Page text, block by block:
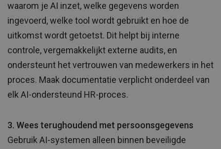
waarom je AI inzet, welke gegevens worden
ingevoerd, welke tool wordt gebruikt en hoe de
uitkomst wordt getoetst. Dit helpt bij interne
controle, vergemakkelijkt externe audits, en
ondersteunt het vertrouwen van medewerkers in het
proces. Maak documentatie verplicht onderdeel van
elk AI-ondersteund HR-proces.
3. Wees terughoudend met persoonsgegevens
Gebruik AI-systemen alleen binnen beveiligde